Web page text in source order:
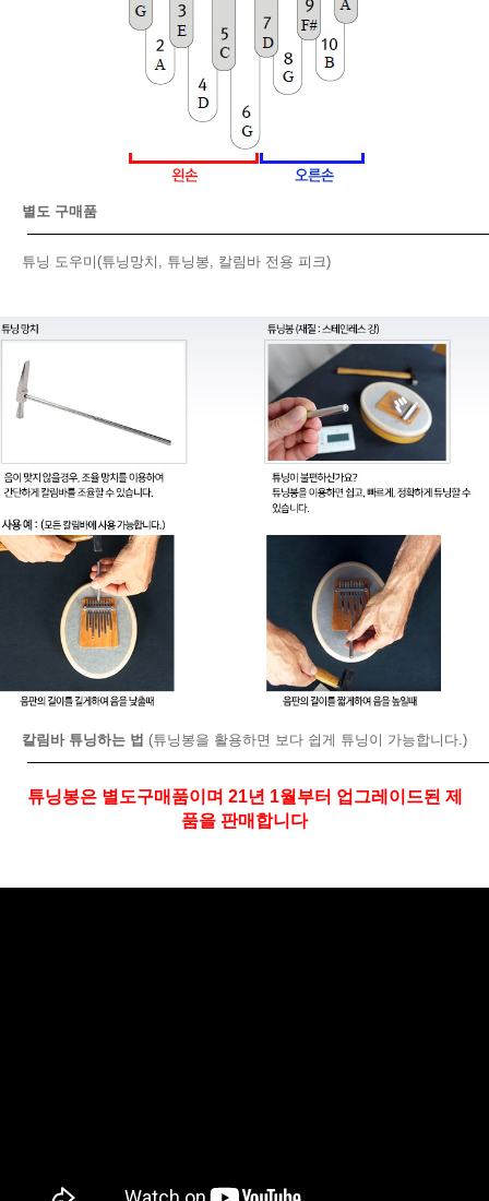
별도 구매품
튜닝 도우미(튜닝망치, 튜닝봉, 칼림바 전용 피크)
칼림바 튜닝하는 법 (튜닝봉을 활용하면 보다 쉽게 튜닝이 가능합니다.)
튜닝봉은 별도구매품이며 21년 1월부터 업그레이드된 제
품을 판매합니다